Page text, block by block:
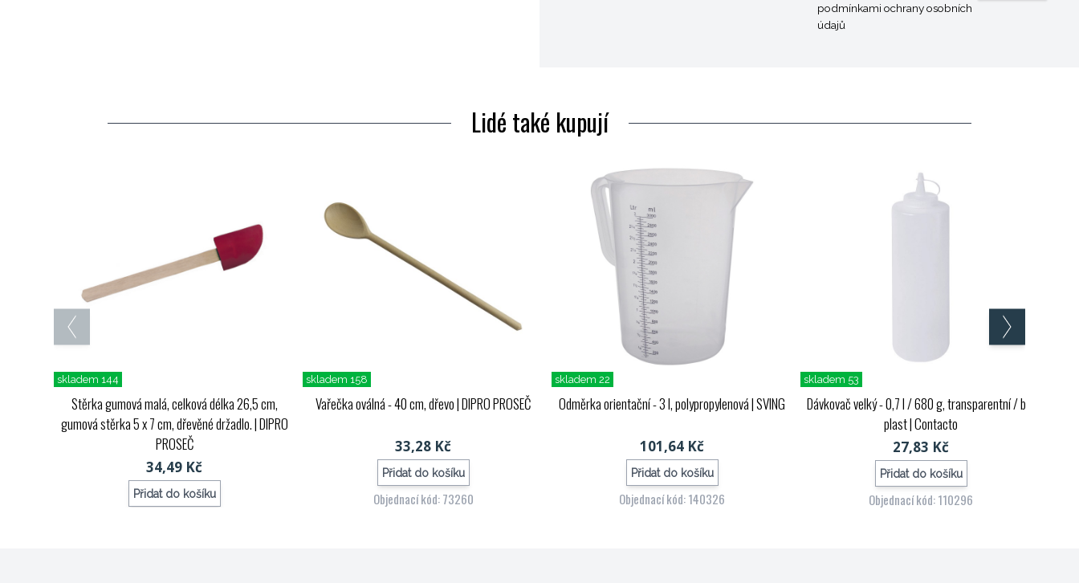
podmínkami ochrany osobních
údajů
Lidé také kupují
skladem 144
Stěrka gumová malá, celková délka 26,5 cm,
gumová stěrka 5 x 7 cm, dřevěné držadlo.| DIPRO
PROSEČ
34,49 Kč
Přidat do košíku
skladem 158
Vařečka oválná - 40 cm, dřevo| DIPRO PROSEČ
33,28 Kč
Přidat do košíku
Objednací kód: 73260
skladem 22
Odměrka orientační - 3 l, polypropylenová| SVING
101,64 Kč
Přidat do košíku
Objednací kód: 140326
skladem 53
Dávkovač velký - 0,7 l / 680 g, transparentní / bílý
plast| Contacto
27,83 Kč
Přidat do košíku
Objednací kód: 110296